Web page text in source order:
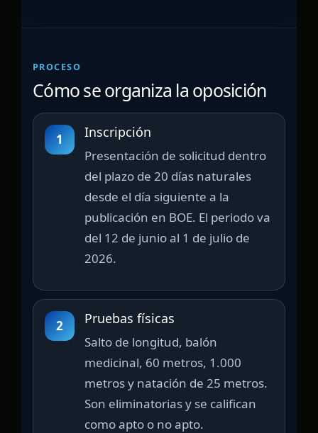
PROCESO
Cómo se organiza la oposición
1 Inscripción
Presentación de solicitud dentro
del plazo de 20 días naturales
desde el día siguiente a la
publicación en BOE. El periodo va
del 12 de junio al 1 de julio de
2026.
2 Pruebas físicas
Salto de longitud, balón
medicinal, 60 metros, 1.000
metros y natación de 25 metros.
Son eliminatorias y se califican
como apto o no apto.